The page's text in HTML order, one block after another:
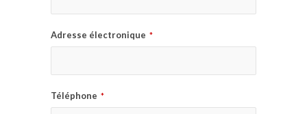
Adresse électronique *
Téléphone *